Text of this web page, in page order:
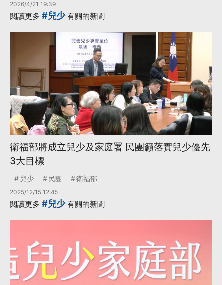
2026/4/21 19:39
閱讀更多 #兒少有關的新聞
衛福部將成立兒少及家庭署 民團籲落實兒少優先
3大目標
兒少 民團 衛福部
2025/12/15 12:45
閱讀更多 #兒少有關的新聞